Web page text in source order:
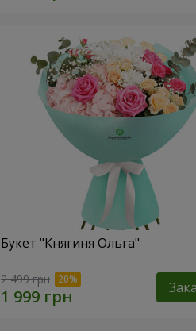
Букет "Княгиня Ольга"
2 499 грн